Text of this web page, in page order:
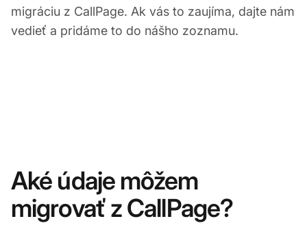
migráciu z CallPage. Ak vás to zaujíma, dajte nám
vedieť a pridáme to do nášho zoznamu.
Aké údaje môžem
migrovať z CallPage?